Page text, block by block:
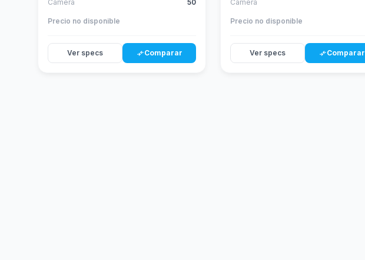
Camera
50
Precio no disponible
Ver specs compare_arrowsComparar
Camera
Precio no disponible
Ver specs compare_arrowsComparar